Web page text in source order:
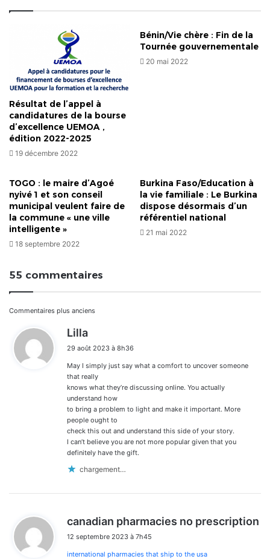
Résultat de l’appel à
candidatures de la bourse
d’excellence UEMOA ,
édition 2022-2025
19 décembre 2022
Bénin/Vie chère : Fin de la
Tournée gouvernementale
20 mai 2022
TOGO : le maire d’Agoé
nyivé 1 et son conseil
municipal veulent faire de
la commune « une ville
intelligente »
18 septembre 2022
Burkina Faso/Education à
la vie familiale : Le Burkina
dispose désormais d’un
référentiel national
21 mai 2022
55 commentaires
Navigation
dans
les
commentaires
Commentaires plus anciens
Lilla
t
:
29 août 2023 à 8h36
May I simply just say what a comfort to uncover someone
that really
knows what they’re discussing online. You actually
understand how
to bring a problem to light and make it important. More
people ought to
check this out and understand this side of your story.
I can’t believe you are not more popular given that you
definitely have the gift.
chargement…
canadian pharmacies no prescription
12 septembre 2023 à 7h45
international pharmacies that ship to the usa